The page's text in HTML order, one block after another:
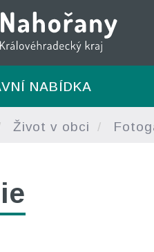
NABÍDKA
Život v obci